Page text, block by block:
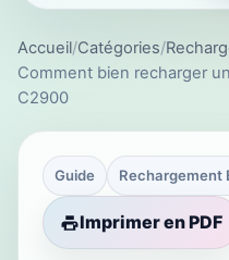
Accueil/Catégories/
Comment bien recharger
C2900
Guide Rechargement
Imprimer en PDF